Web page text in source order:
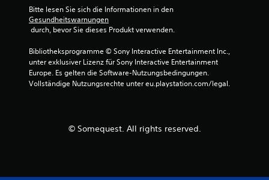
Bitte lesen Sie sich die Informationen in den
Gesundheitswarnungen
durch, bevor Sie dieses Produkt verwenden.
Bibliotheksprogramme © Sony Interactive Entertainment Inc.,
unter exklusiver Lizenz für Sony Interactive Entertainment
Europe. Es gelten die Software-Nutzungsbedingungen.
Vollständige Nutzungsrechte unter eu.playstation.com/legal.
© Somequest. All rights reserved.